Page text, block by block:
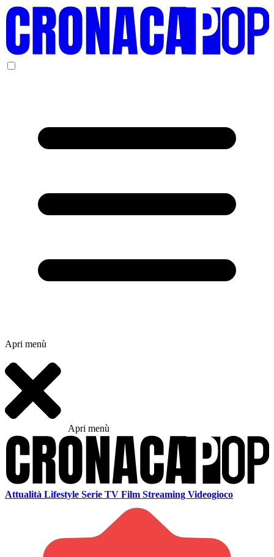
Apri menù
Apri menù
Attualità Lifestyle Serie TV Film Streaming Videogioco